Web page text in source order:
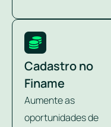
Cadastro no
Finame
Aumente as
oportunidades de